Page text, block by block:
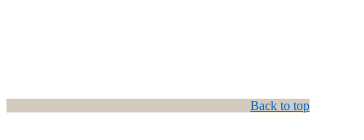
Back to top